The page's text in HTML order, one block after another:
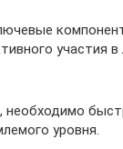
участия в
необходимо
уровня.